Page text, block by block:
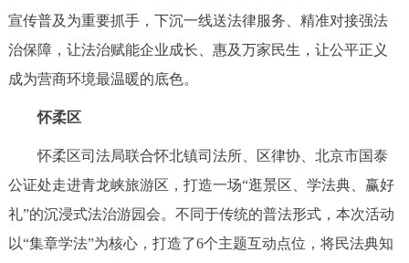
宣传普及为重要抓手，下沉一线送法律服务、精准对接强法
治保障，让法治赋能企业成长、惠及万家民生，让公平正义
成为营商环境最温暖的底色。
怀柔区
怀柔区司法局联合怀北镇司法所、区律协、北京市国泰
公证处走进青龙峡旅游区，打造一场“逛景区、学法典、赢好
礼”的沉浸式法治游园会。不同于传统的普法形式，本次活动
以“集章学法”为核心，打造了6个主题互动点位，将民法典知